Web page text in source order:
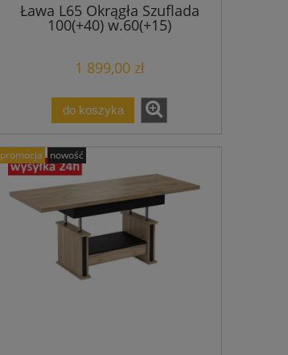
Ława L65 Okrągła Szuflada
100(+40) w.60(+15)
Podnoszona Rozkładana
1 899,00 zł
do koszyka
promocja nowość